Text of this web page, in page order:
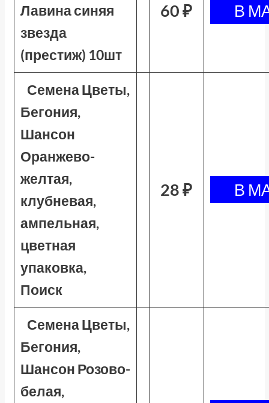
Лавина синяя
звезда
(престиж) 10шт
60 ₽
Семена Цветы,
Бегония,
Шансон
Оранжево-
желтая,
клубневая,
ампельная,
цветная
упаковка,
Поиск
28 ₽
Семена Цветы,
Бегония,
Шансон Розово-
белая,